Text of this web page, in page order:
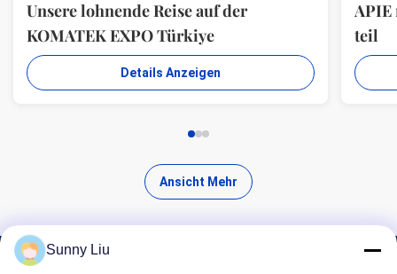
Unsere lohnende Reise auf der
KOMATEK EXPO Türkiye
Details Anzeigen
APIE
teil
Ansicht Mehr
Sunny Liu